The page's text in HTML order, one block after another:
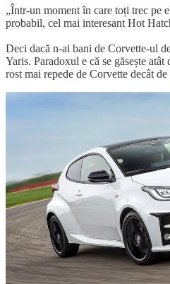
„Într-un moment în care toți trec pe
probabil, cel mai interesant Hot
Deci dacă n-ai bani de Corvette-ul
Yaris. Paradoxul e că se găsește
rost mai repede de Corvette decât de